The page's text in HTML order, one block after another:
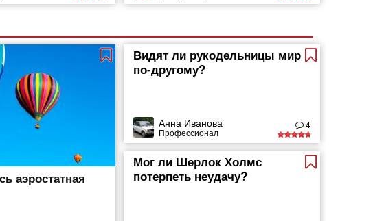
аэростатная
Видят ли рукодельницы мир
по-другому?
Анна Иванова
Профессионал
4
Мог ли Шерлок Холмс
потерпеть неудачу?